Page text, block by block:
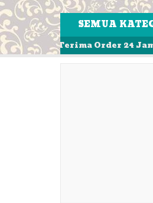
SEMUA
Terima Order 24 Jam